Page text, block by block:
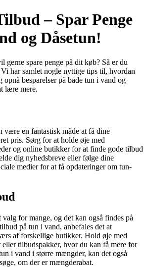
– Spar Penge
og Dåsetun!
gerne spare penge på dit køb? Så er du
har samlet nogle nyttige tips til, hvordan
besparelser på både tun i vand og
lære mere.
en fantastisk måde at få dine
pris. Sørg for at holde øje med
og online butikker for at finde gode tilbud
dig nyhedsbreve eller følge dine
medier for at få opdateringer om tun-
for mange, og det kan også findes på
på tun i vand, anbefales det at
af forskellige butikker. Hold øje med
tilbudspakker, hvor du kan få mere for
i vand i større mængder, kan det også
om der er mængderabat.